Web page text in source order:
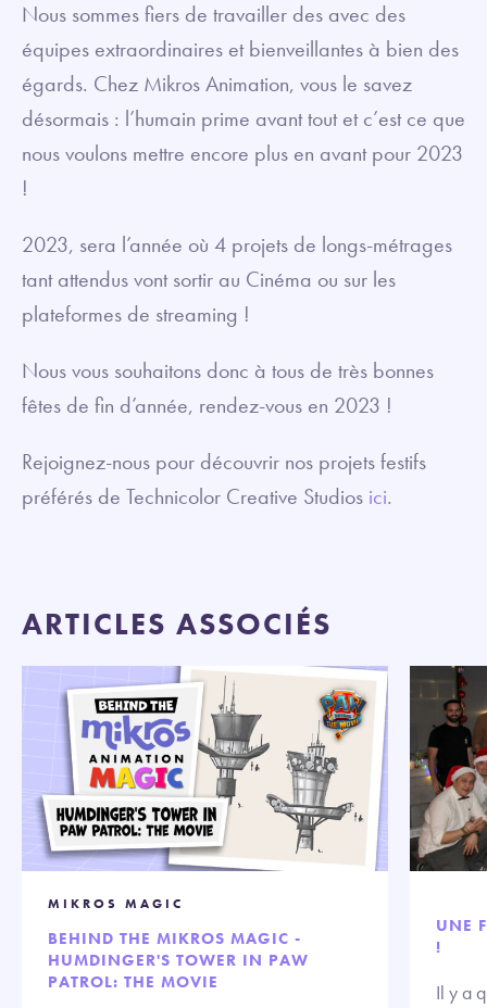
Nous sommes fiers de travailler des avec des
équipes extraordinaires et bienveillantes à bien des
égards. Chez Mikros Animation, vous le savez
désormais : l’humain prime avant tout et c’est ce que
nous voulons mettre encore plus en avant pour 2023
!
2023, sera l’année où 4 projets de longs-métrages
tant attendus vont sortir au Cinéma ou sur les
plateformes de streaming !
Nous vous souhaitons donc à tous de très bonnes
fêtes de fin d’année, rendez-vous en 2023 !
Rejoignez-nous pour découvrir nos projets festifs
préférés de Technicolor Creative Studios ici.
ARTICLES ASSOCIÉS
MIKROS MAGIC
BEHIND THE MIKROS MAGIC -
HUMDINGER'S TOWER IN PAW
PATROL: THE MOVIE
UNE
!
Il y a